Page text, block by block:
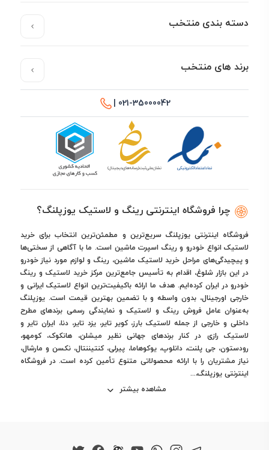
دسته بندی منتخب
برند های منتخب
021-35000042 |
چرا فروشگاه اینترنتی رینگ و لاستیک یوزپلنگ؟
فروشگاه اینترنتی یوزپلنگ سریع‌ترین و مطمئن‌ترین انتخاب برای خرید
لاستیک انواع خودرو و رینگ اسپرت ماشین است. ما با آگاهی از سختی‌ها
و پیچیدگی‌های مراحل خرید لاستیک ماشین، رینگ و لوازم مورد نیاز خودرو
در این بازار شلوغ، اقدام به تأسیس جامع‌ترین مرکز خرید لاستیک و رینگ
خودرو در ایران کرده‌ایم. هدف ما ارائه باکیفیت‌ترین انواع لاستیک ایرانی و
خارجی اورجینال، بدون واسطه و با تضمین بهترین قیمت است. یوزپلنگ
به‌عنوان عامل فروش رینگ و لاستیک و نمایندگی رسمی برندهای مطرح
داخلی و خارجی از جمله لاستیک بارز، کویر تایر، یزد تایر، دنا، ایران تایر و
لاستیک رازی در کنار برندهای جهانی نظیر میشلن، هانکوک، کومهو،
رودستون، جی پلنت، دانلوپ، یوکوهاما، پیرلی، کنتیننتال، نکسن و مارشال،
نیاز مشتریان را با ارائه محصولاتی متنوع تأمین کرده است. در فروشگاه
اینترنتی یوزپلنگ،...
مشاهده بیشتر